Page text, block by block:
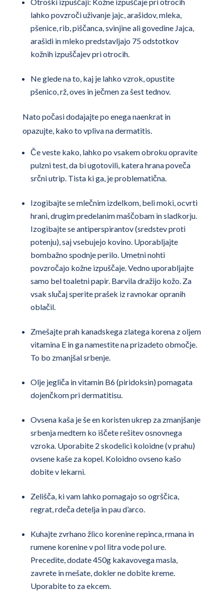
lahko povzroči uživanje jajc, arašidov, mleka,
pšenice, rib, piščanca, svinjine ali govedine Jajca,
arašidi in mleko predstavljajo 75 odstotkov
kožnih izpuščajev pri otrocih.
Ne glede na to, kaj je lahko vzrok, opustite
pšenico, rž, oves in ječmen za šest tednov.
Nato počasi dodajajte po enega naenkrat in
opazujte, kako to vpliva na dermatitis.
Če veste kako, lahko po vsakem obroku opravite
pulzni test, da bi ugotovili, katera hrana poveča
srčni utrip. Tista ki ga, je problematična.
Izogibajte se mlečnim izdelkom, beli moki, ocvrti
hrani, drugim predelanim maščobam in sladkorju.
Izogibajte se antiperspirantov (sredstev proti
potenju), saj vsebujejo kovino. Uporabljajte
bombažno spodnje perilo. Umetni nohti
povzročajo kožne izpuščaje. Vedno uporabljajte
samo bel toaletni papir. Barvila dražijo kožo. Za
vsak slučaj sperite prašek iz ravnokar opranih
oblačil.
Zmešajte prah kanadskega zlatega korena z oljem
vitamina E in ga namestite na prizadeto območje.
To bo zmanjšal srbenje.
Olje jegliča in vitamin B6 (piridoksin) pomagata
dojenčkom pri dermatitisu.
Ovsena kaša je še en koristen ukrep za zmanjšanje
srbenja medtem ko iščete rešitev osnovnega
vzroka. Uporabite 2 skodelici koloidne (v prahu)
ovsene kaše za kopel. Koloidno ovseno kašo
dobite v lekarni.
Zelišča, ki vam lahko pomagajo so ogrščica,
regrat, rdeča detelja in pau d’arco.
Kuhajte zvrhano žlico korenine repinca, rmana in
rumene korenine v pol litra vode pol ure.
Precedite, dodate 450g kakavovega masla,
zavrete in mešate, dokler ne dobite kreme.
Uporabite to za ekcem.